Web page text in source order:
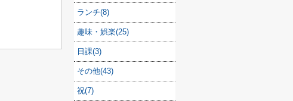
ランチ(8)
趣味・娯楽(25)
日課(3)
その他(43)
祝(7)